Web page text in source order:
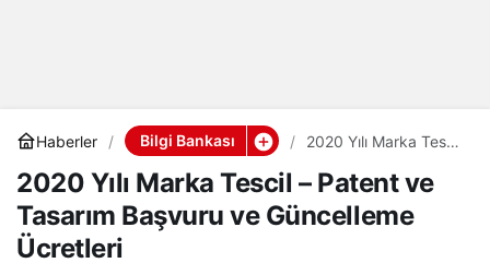
Haberler Bilgi Bankası
2020 Yılı Marka Tescil
Başvuru ve
Güncelleme Ücretleri
2020 Yılı Marka Tescil – Patent ve
Tasarım Başvuru ve Güncelleme
Ücretleri